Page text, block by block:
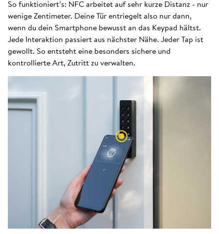
So funktioniert’s: NFC arbeitet auf sehr kurze Distanz - nur
wenige Zentimeter. Deine Tür entriegelt also nur dann,
wenn du dein Smartphone bewusst an das Keypad hältst.
Jede Interaktion passiert aus nächster Nähe. Jeder Tap ist
gewollt. So entsteht eine besonders sichere und
kontrollierte Art, Zutritt zu verwalten.